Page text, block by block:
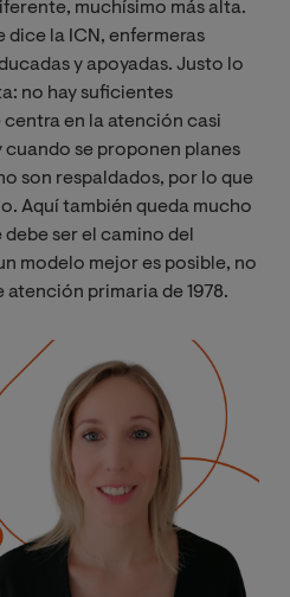
muchísimo más alta.
dice la ICN, enfermeras
y apoyadas. Justo lo
no hay suficientes
centra en la atención casi
cuando se proponen planes
son respaldados, por lo que
Aquí también queda mucho
ser el camino del
modelo mejor es posible, no
primaria de 1978.
Imagen